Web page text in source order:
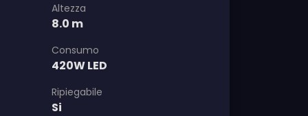
Altezza
8.0 m
Consumo
420W LED
Ripiegabile
Si